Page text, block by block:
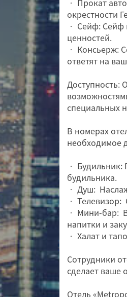
• Прокат
окрестности
• Сейф: Сейф
ценностей.
• Консьерж:
ответят на
Доступность:
специальных
В номерах
необходимое
•
будильника.
• Душ:
•
• Мини-бар:
напитки и
• Халат и
Сотрудники
сделает
Отель